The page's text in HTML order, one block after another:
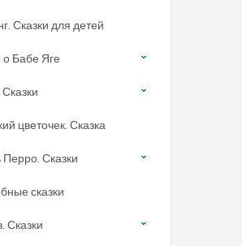
Сказки для детей
о Бабе Яге
цветочек. Сказка
Сказки
сказки
Сказки